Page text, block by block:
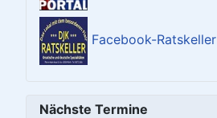
Facebook-Ratskeller
Nächste Termine